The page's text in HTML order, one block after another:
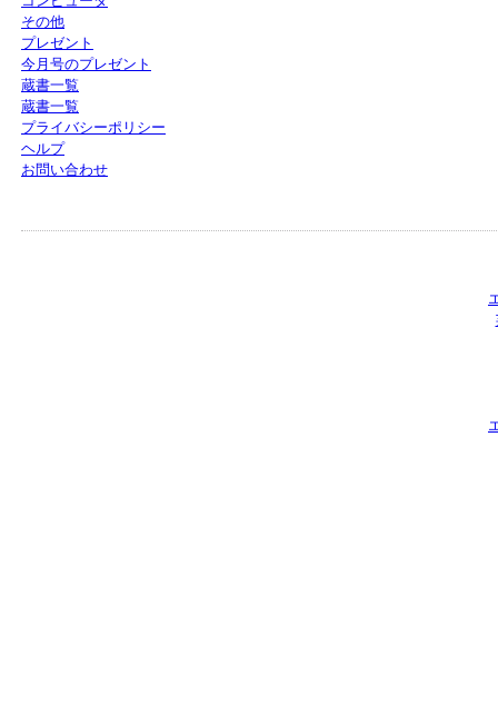
その他
プレゼント
今月号のプレゼント
蔵書一覧
蔵書一覧
プライバシーポリシー
ヘルプ
お問い合わせ